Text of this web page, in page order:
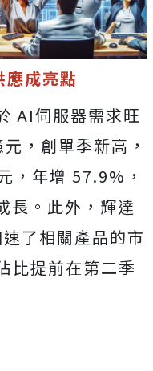
成亮點
AI伺服器需求旺
，創單季新高，
，年增 57.9%，
長。此外，輝達
了相關產品的市
比提前在第二季